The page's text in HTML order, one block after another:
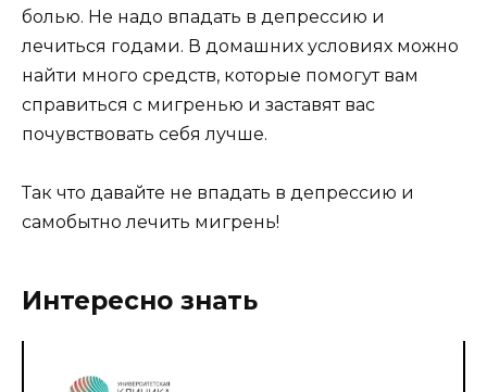
болью. Не надо впадать в депрессию и
лечиться годами. В домашних условиях можно
найти много средств, которые помогут вам
справиться с мигренью и заставят вас
почувствовать себя лучше.
Так что давайте не впадать в депрессию и
самобытно лечить мигрень!
Интересно знать